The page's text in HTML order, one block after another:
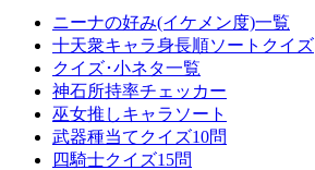
ニーナの好み(イケメン度)一覧
十天衆キャラ身長順ソートクイズ
クイズ･小ネタ一覧
神石所持率チェッカー
巫女推しキャラソート
武器種当てクイズ10問
四騎士クイズ15問